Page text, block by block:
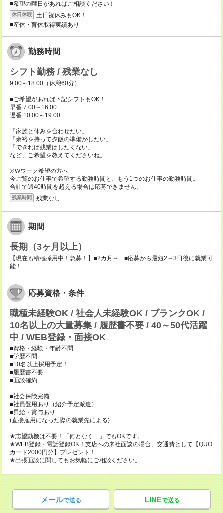
■希望の曜日があればご相談ください！
休日休暇
土日祝休みもOK！
■産休・育休取得実績あり
勤務時間
シフト勤務 / 残業なし
9:00～18:00（休憩60分）
■ご希望があれば下記シフトもOK！
早番 7:00～16:00
遅番 10:00～19:00
「家族と休みを合わせたい」
「余裕を持って夕飯の準備がしたい」
「できれば残業はしたくない」
など、ご希望を教えてくださいね。
※Wワーク希望の方へ
今ご覧のお仕事で希望する勤務時間と、もう1つのお仕事の勤務時間。
合計で週40時間を超える場合は応募できません。
残業時間 残業なし
期間
長期（3ヶ月以上）
【現在も積極採用中！急募！】■2カ月～ ■応募から最短2～3日後に就業可
能！
応募資格・条件
職種未経験OK / 社会人未経験OK / ブランクOK /
10名以上の大量募集 / 履歴書不要 / 40～50代活躍
中 / WEB登録・面接OK
■資格・経験・年齢不問
■学歴不問
■10名以上採用予定！
■履歴書不要
■面談確約
■社会保険完備
■社員登用あり（紹介予定派遣）
■昇給・賞与あり
(直接雇用になった際の就業先による)
★志望動機は不要！「何となく…」でもOKです。
★WEB登録・電話登録OK！支店への来社面談の場合、交通費として【QUO
カード2000円分】プレゼント！
★出張面談に関してもお気軽にご相談ください。
メールで送る LINEで送る